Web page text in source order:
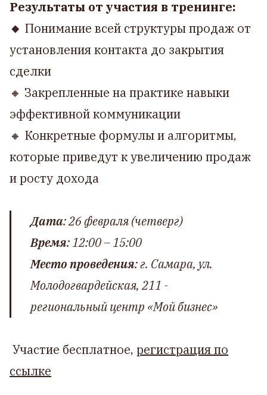
Результаты от участия в тренинге:
🔸 Понимание всей структуры продаж от
установления контакта до закрытия
сделки
🔸 Закрепленные на практике навыки
эффективной коммуникации
🔸 Конкретные формулы и алгоритмы,
которые приведут к увеличению продаж
и росту дохода
Дата: 26 февраля (четверг)
Время: 12:00 – 15:00
Место проведения: г. Самара, ул.
Молодогвардейская, 211 -
региональный центр «Мой бизнес»
Участие бесплатное, регистрация по
ссылке